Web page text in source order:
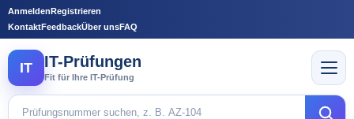
AnmeldenRegistrieren
KontaktFeedbackÜber unsFAQ
IT IT-Prüfungen
Fit für Ihre IT-Prüfung